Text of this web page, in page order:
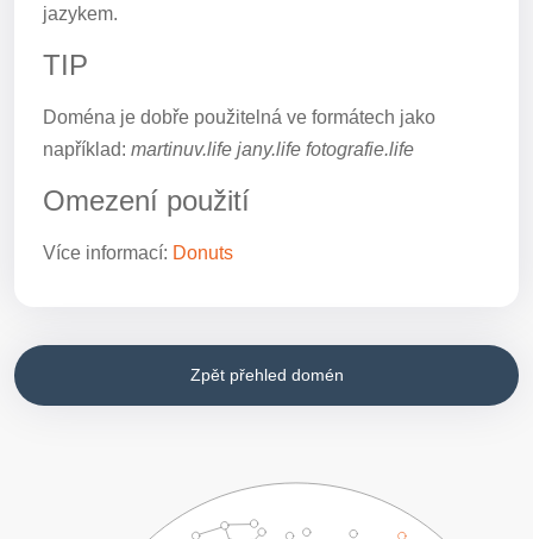
jazykem.
TIP
Doména je dobře použitelná ve formátech jako
například: martinuv.life jany.life fotografie.life
Omezení použití
Více informací: Donuts
Zpět přehled domén